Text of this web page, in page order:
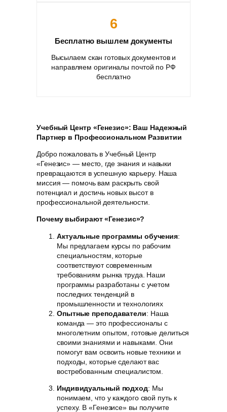
6
Бесплатно вышлем документы
Высылаем скан готовых документов и
направляем оригиналы почтой по РФ
бесплатно
Учебный Центр «Генезис»: Ваш Надежный
Партнер в Профессиональном Развитии
Добро пожаловать в Учебный Центр
«Генезис» — место, где знания и навыки
превращаются в успешную карьеру. Наша
миссия — помочь вам раскрыть свой
потенциал и достичь новых высот в
профессиональной деятельности.
Почему выбирают «Генезис»?
Актуальные программы обучения:
Мы предлагаем курсы по рабочим
специальностям, которые
соответствуют современным
требованиям рынка труда. Наши
программы разработаны с учетом
последних тенденций в
промышленности и технологиях
Опытные преподаватели: Наша
команда — это профессионалы с
многолетним опытом, готовые делиться
своими знаниями и навыками. Они
помогут вам освоить новые техники и
подходы, которые сделают вас
востребованным специалистом.
Индивидуальный подход: Мы
понимаем, что у каждого свой путь к
успеху. В «Генезисе» вы получите